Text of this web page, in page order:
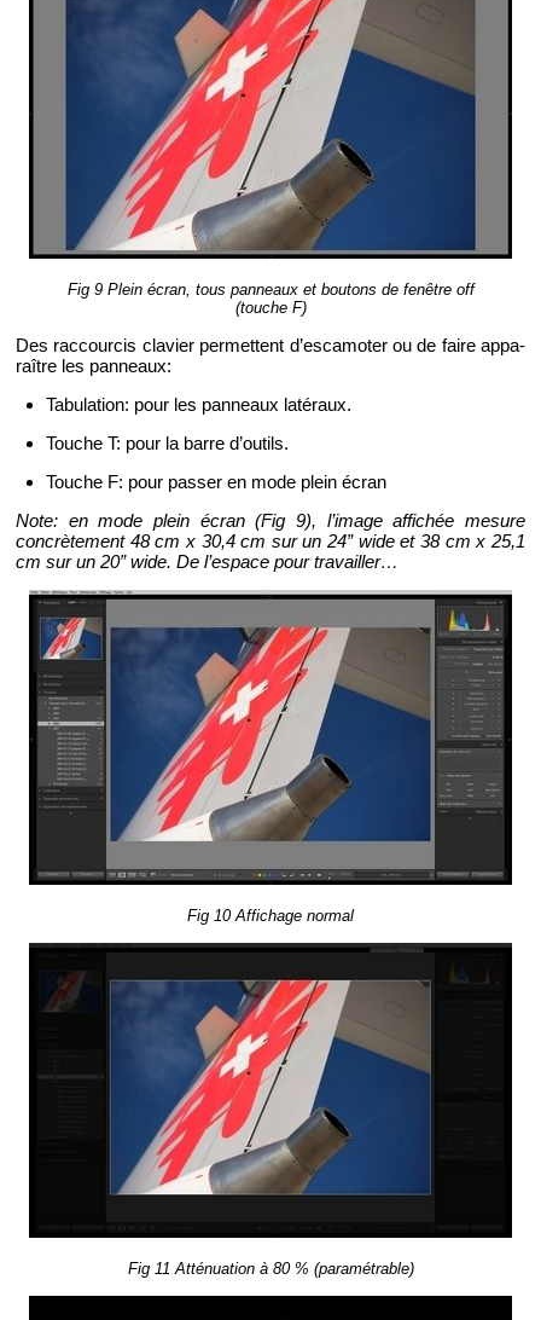
Fig 9 Plein écran, tous pan­neaux et bou­tons de fe­nêtre off
(touche F)
Des rac­cour­cis cla­vier per­mettent d’es­ca­mo­ter ou de faire ap­pa­
raître les pan­neaux:
Ta­bu­la­tion: pour les pan­neaux la­té­raux.
Touche T: pour la barre d’ou­tils.
Touche F: pour pas­ser en mode plein écran
Note: en mode plein écran (Fig 9), l’image af­fi­chée me­sure
concrè­te­ment 48 cm x 30,4 cm sur un 24” wide et 38 cm x 25,1
cm sur un 20” wide. De l’es­pace pour tra­vailler…
Fig 10 Af­fi­chage nor­mal
Fig 11 At­té­nua­tion à 80 % (pa­ra­mé­trable)